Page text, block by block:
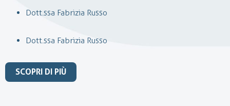
Dott.ssa Fabrizia Russo
Dott.ssa Fabrizia Russo
SCOPRI DI PIÙ
un’attenzione particolare all’uso di tecniche mininvasive e